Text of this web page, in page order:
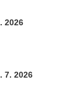
2026
7. 2026